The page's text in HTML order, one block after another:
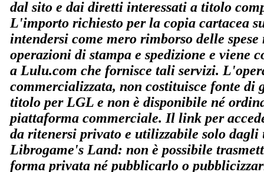
dal sito e dai diretti interessati a titolo
L'importo richiesto per la copia cartacea
intendersi come mero rimborso delle
operazioni di stampa e spedizione e viene
a Lulu.com che fornisce tali servizi.
commercializzata, non costituisce fonte di
titolo per LGL e non è disponibile né
piattaforma commerciale. Il link per
da ritenersi privato e utilizzabile solo
Librogame's Land: non è possibile
forma privata né pubblicarlo o